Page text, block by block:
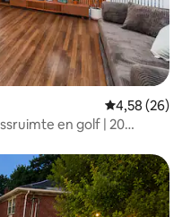
Gemiddelde
4,58 (26)
en golf | 20